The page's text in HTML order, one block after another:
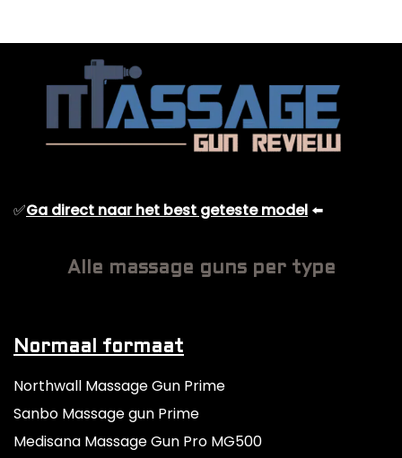
✅Ga direct naar het best geteste model ⬅️
Alle massage guns per type
Normaal formaat
Northwall Massage Gun Prime
Sanbo Massage gun Prime
Medisana Massage Gun Pro MG500